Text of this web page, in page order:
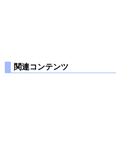
関連コンテンツ